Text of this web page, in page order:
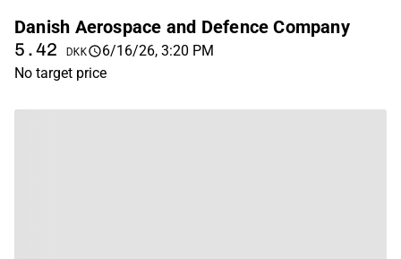
Danish Aerospace and Defence Company
5.42 DKK
6/16/26, 3:20 PM
No target price